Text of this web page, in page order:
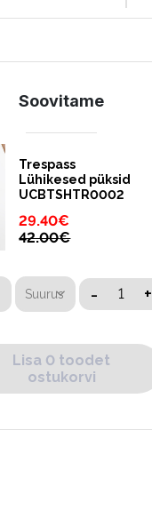
Soovitame
Trespass
Lühikesed püksid
UCBTSHTR0002
29.40€
42.00€
Suurus - +
Lisa 0 toodet
ostukorvi